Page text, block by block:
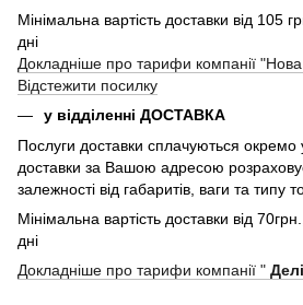
Мінімальна вартість доставки від 105
дні
Докладніше про тарифи компанії
Відстежити посилку
у відділенні ДОСТАВКА
Послуги доставки сплачуються окремо у
доставки за Вашою адресою
залежності від габаритів, ваги та типу
Мінімальна вартість доставки від
дні
Докладніше про тарифи компанії "